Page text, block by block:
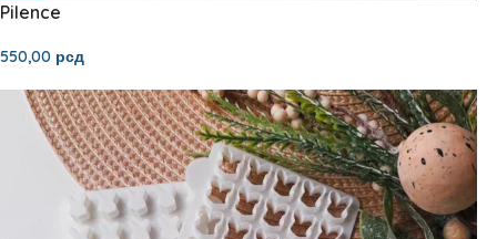
Pilence
550,00 рсд